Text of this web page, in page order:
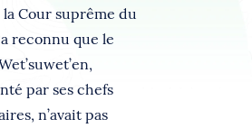
la Cour suprême du
reconnu que le
par ses chefs
n’avait pas